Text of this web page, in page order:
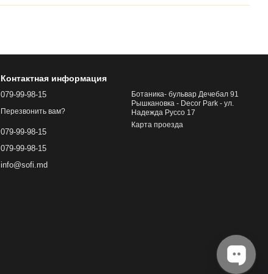
Контактная информация
079-99-98-15
Перезвонить вам?
079-99-98-15
079-99-98-15
info@sofi.md
Ботаника- бульвар Дечебал 91
Рышкановка - Decor Park - ул.
Надежда Руссо 17
Карта проезда